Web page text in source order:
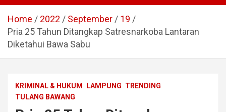
Home 2022 September
19
Pria 25 Tahun Ditangkap Satresnarkoba Lantaran
Diketahui Bawa Sabu
KRIMINAL & HUKUM LAMPUNG TRENDING
TULANG BAWANG